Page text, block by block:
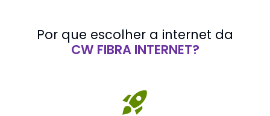
Por que escolher a internet da
CW FIBRA INTERNET?